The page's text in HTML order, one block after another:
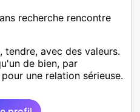
recherche rencontre
tendre, avec des valeurs.
de bien, par
une relation sérieuse.